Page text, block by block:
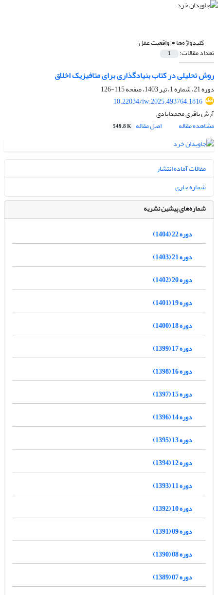
کلیدواژه‌ها ='واقعیت عقل'
تعداد مقالات: 1
روش تحلیلی در کتاب بنیادگذاری برای متافیزیک اخلاق
دوره 21، شماره 1، تیر 1403، صفحه
115-126
10.22034/iw.2025.493764.1816
آرش باقری محمدابادی
مشاهده مقاله
اصل مقاله 549.8 K
مقالات آماده انتشار
شماره جاری
شماره‌های پیشین نشریه
دوره 22 (1404)
دوره 21 (1403)
دوره 20 (1402)
دوره 19 (1401)
دوره 18 (1400)
دوره 17 (1399)
دوره 16 (1398)
دوره 15 (1397)
دوره 14 (1396)
دوره 13 (1395)
دوره 12 (1394)
دوره 11 (1393)
دوره 10 (1392)
دوره 09 (1391)
دوره 08 (1390)
دوره 07 (1389)